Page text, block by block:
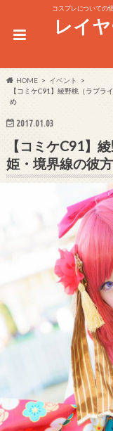
コスプレについての
レイ
HOME
イベント
【コミケC91】綾野桃（ラブラ
め
2017.01.03
【コミケC91】
姫・境界線の彼